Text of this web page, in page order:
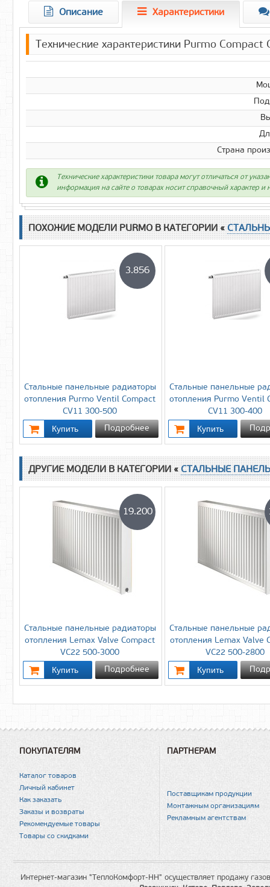
Описание Характеристики
Технические характеристики Purmo
Страна
Технические характеристики товара могут отличаться от
информация на сайте о товарах носит справочный характер
ПОХОЖИЕ МОДЕЛИ PURMO В КАТЕГОРИИ «
Стальные панельные радиаторы
отопления Purmo Ventil Compact
CV11 300-500
3.856
Подробнее
Стальные панельные
отопления Purmo Ventil
CV11 300-400
ДРУГИЕ МОДЕЛИ В КАТЕГОРИИ «СТАЛЬНЫЕ
Стальные панельные радиаторы
отопления Lemax Valve Compact
VC22 500-3000
19.200
Подробнее
Стальные панельные
отопления Lemax Valve
VC22 500-2800
ПОКУПАТЕЛЯМ
Каталог товаров
Личный кабинет
Как заказать
Заказы и возвраты
Рекомендуемые товары
Товары со скидками
ПАРТНЕРАМ
Поставщикам продукции
Монтажным организациям
Рекламным агентствам
Интернет-магазин "ТеплоКомфорт-НН" осуществляет продажу